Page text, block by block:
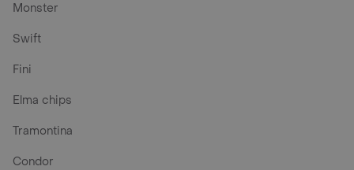
Monster
Swift
Fini
Elma chips
Tramontina
Condor